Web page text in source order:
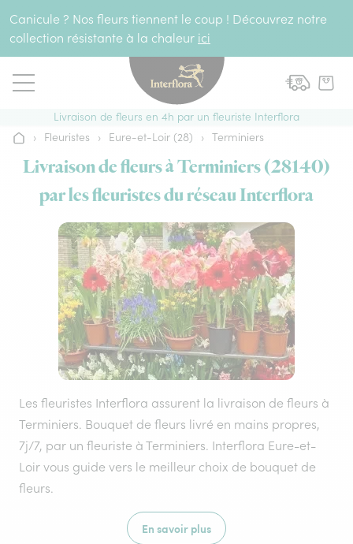
Canicule ? Nos fleurs tiennent le coup ! Découvrez notre
collection résistante à la chaleur ici
Livraison de fleurs en 4h par un fleuriste Interflora
Accueil
› Fleuristes › Eure-et-Loir (28) › Terminiers
Livraison de fleurs à Terminiers (28140)
par les fleuristes du réseau Interflora
Les fleuristes Interflora assurent la livraison de fleurs à
Terminiers. Bouquet de fleurs livré en mains propres,
7j/7, par un fleuriste à Terminiers. Interflora Eure-et-
Loir vous guide vers le meilleur choix de bouquet de
fleurs.
En savoir plus